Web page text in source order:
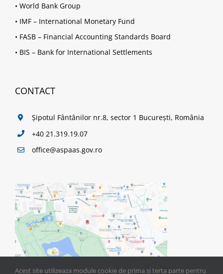
• World Bank Group
• IMF – International Monetary Fund
• FASB – Financial Accounting Standards Board
• BIS – Bank for International Settlements
CONTACT
Șipotul Fântânilor nr.8, sector 1 București, România
+40 21.319.19.07
office@aspaas.gov.ro
Acest site utilizeaza module cookie de prima si terta parte pentru